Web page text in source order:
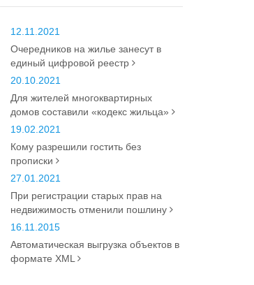
12.11.2021
Очередников на жилье занесут в
единый цифровой реестр
20.10.2021
Для жителей многоквартирных
домов составили «кодекс жильца»
19.02.2021
Кому разрешили гостить без
прописки
27.01.2021
При регистрации старых прав на
недвижимость отменили пошлину
16.11.2015
Автоматическая выгрузка объектов в
формате XML